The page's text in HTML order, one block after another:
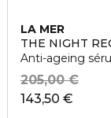
LA MER
THE NIGHT
Anti-ageing
143,50 €
205,00 €